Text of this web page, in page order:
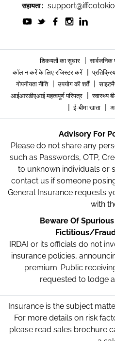
सहायता :
शिकयतों का सुधार |
कॉल न करें के लिए रजिस्टर करें |
गोपनीयता नीति | उपयोग की शर्तें |
आईआरडीएआई महत्वपूर्ण परिपत्र | स्वास्थ्य
| ई-बीमा खाता |
Advisory For
Please do not share any
such as Passwords, OTP,
to unknown individuals or
contact us if someone
General Insurance requests
with
Beware Of
Fictitious/
IRDAI or its officials do not
insurance policies,
premium. Public
requested to lodge
Insurance is the subject
For more details on risk
please read sales brochure